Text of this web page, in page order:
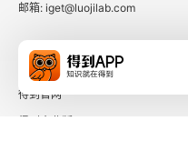
邮箱: iget@luojilab.com
相关链接：
得到官网